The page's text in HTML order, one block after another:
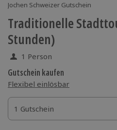
Jochen Schweizer Gutschein
Traditionelle
Stunden)
1 Person
Gutschein kaufen
Flexibel einlösbar
1 Gutschein
1 Gutschein
1 Gutschein